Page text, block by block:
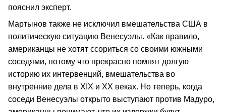
пояснил эксперт.
Мартынов также не исключил вмешательства США в
политическую ситуацию Венесуэлы. «Как правило,
американцы не хотят ссориться со своими южными
соседями, потому что прекрасно помнят долгую
историю их интервенций, вмешательства во
внутренние дела в XIX и XX веках. Но теперь, когда
соседи Венесуэлы открыто выступают против Мадуро,